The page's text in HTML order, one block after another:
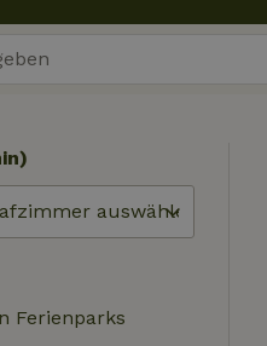
Ferienparks